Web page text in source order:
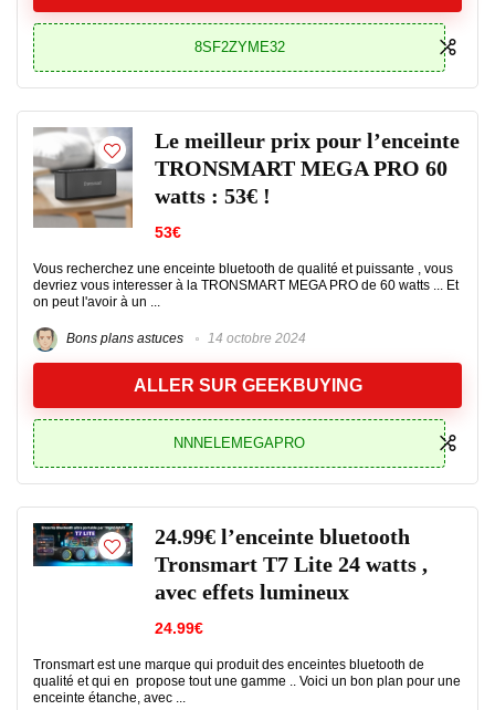
8SF2ZYME32
Le meilleur prix pour l’enceinte
TRONSMART MEGA PRO 60
watts : 53€ !
53€
Vous recherchez une enceinte bluetooth de qualité et puissante , vous
devriez vous interesser à la TRONSMART MEGA PRO de 60 watts ... Et
on peut l'avoir à un ...
Bons plans astuces 14 octobre 2024
ALLER SUR GEEKBUYING
NNNELEMEGAPRO
24.99€ l’enceinte bluetooth
Tronsmart T7 Lite 24 watts ,
avec effets lumineux
24.99€
Tronsmart est une marque qui produit des enceintes bluetooth de
qualité et qui en propose tout une gamme .. Voici un bon plan pour une
enceinte étanche, avec ...